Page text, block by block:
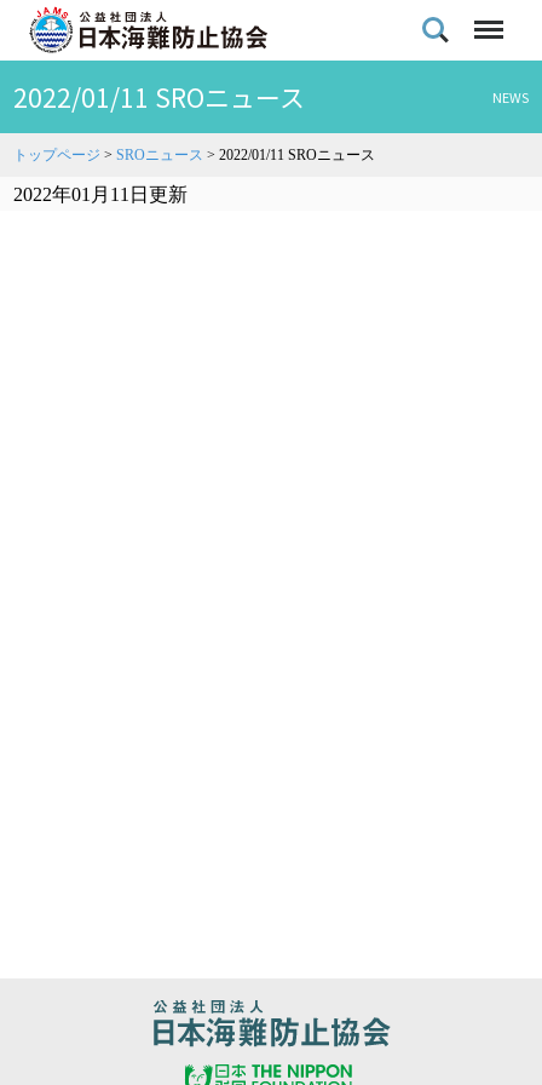
2022/01/11 SROニュース NEWS
トップページ >SROニュース >2022/01/11 SROニュース
2022年01月11日更新